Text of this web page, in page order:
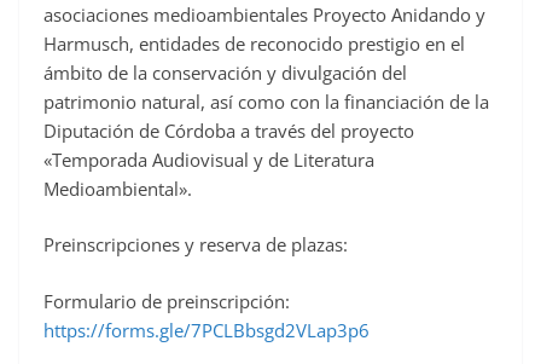
asociaciones medioambientales Proyecto Anidando y
Harmusch, entidades de reconocido prestigio en el
ámbito de la conservación y divulgación del
patrimonio natural, así como con la financiación de la
Diputación de Córdoba a través del proyecto
«Temporada Audiovisual y de Literatura
Medioambiental».
Preinscripciones y reserva de plazas:
Formulario de preinscripción:
https://forms.gle/7PCLBbsgd2VLap3p6